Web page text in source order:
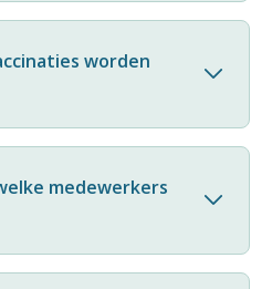
worden
medewerkers